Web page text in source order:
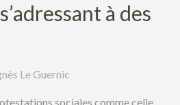
à des
Le Guernic
sociales comme celle